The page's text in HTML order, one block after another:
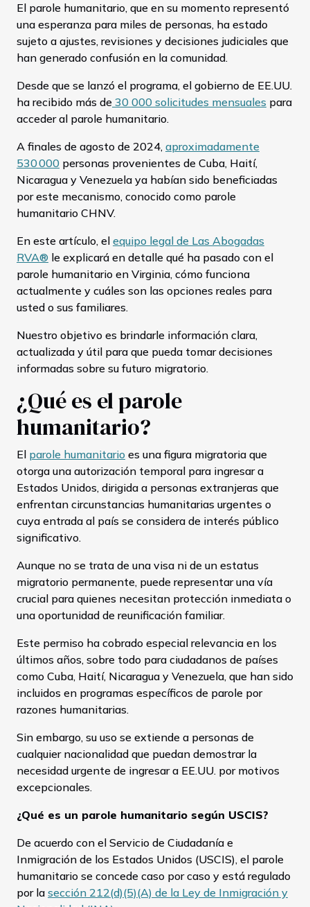
El parole humanitario, que en su momento representó
una esperanza para miles de personas, ha estado
sujeto a ajustes, revisiones y decisiones judiciales que
han generado confusión en la comunidad.
Desde que se lanzó el programa, el gobierno de EE.UU.
ha recibido más de 30 000 solicitudes mensuales para
acceder al parole humanitario.
A finales de agosto de 2024, aproximadamente
530 000 personas provenientes de Cuba, Haití,
Nicaragua y Venezuela ya habían sido beneficiadas
por este mecanismo, conocido como parole
humanitario CHNV.
En este artículo, el equipo legal de Las Abogadas
RVA® le explicará en detalle qué ha pasado con el
parole humanitario en Virginia, cómo funciona
actualmente y cuáles son las opciones reales para
usted o sus familiares.
Nuestro objetivo es brindarle información clara,
actualizada y útil para que pueda tomar decisiones
informadas sobre su futuro migratorio.
¿Qué es el parole
humanitario?
El parole humanitario es una figura migratoria que
otorga una autorización temporal para ingresar a
Estados Unidos, dirigida a personas extranjeras que
enfrentan circunstancias humanitarias urgentes o
cuya entrada al país se considera de interés público
significativo.
Aunque no se trata de una visa ni de un estatus
migratorio permanente, puede representar una vía
crucial para quienes necesitan protección inmediata o
una oportunidad de reunificación familiar.
Este permiso ha cobrado especial relevancia en los
últimos años, sobre todo para ciudadanos de países
como Cuba, Haití, Nicaragua y Venezuela, que han sido
incluidos en programas específicos de parole por
razones humanitarias.
Sin embargo, su uso se extiende a personas de
cualquier nacionalidad que puedan demostrar la
necesidad urgente de ingresar a EE.UU. por motivos
excepcionales.
¿Qué es un parole humanitario según USCIS?
De acuerdo con el Servicio de Ciudadanía e
Inmigración de los Estados Unidos (USCIS), el parole
humanitario se concede caso por caso y está regulado
por la sección 212(d)(5)(A) de la Ley de Inmigración y